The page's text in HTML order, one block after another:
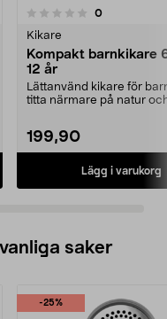
0recensioner
Kikare
Kompakt barnkikare
12 år
Lättanvänd kikare för
titta närmare på natur
199,90
Lägg i varukorg
4.5 av 5 stjärnor
saker
-25%